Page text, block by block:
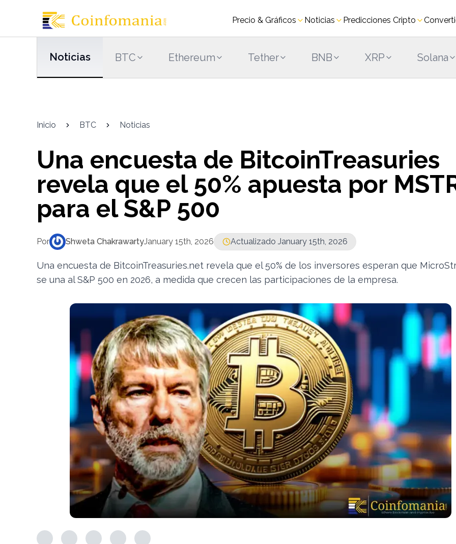
Precio & Gráficos Noticias Predicciones Cripto
Noticias BTC Ethereum Tether BNB XRP Solana
Inicio BTC Noticias
Una encuesta de BitcoinTreasuries
revela que el 50% apuesta por
para el S&P 500
Por Shweta ChakrawartyJanuary 15th, 2026 Actualizado January 15th, 2026
Una encuesta de BitcoinTreasuries.net revela que el 50% de los inversores esperan que
se una al S&P 500 en 2026, a medida que crecen las participaciones de la empresa.